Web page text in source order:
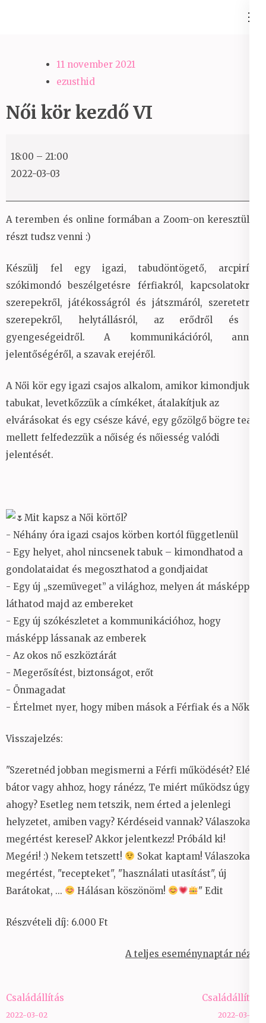
11 november 2021
ezusthid
Női kör kezdő VI
kör
kezdő
18:00 – 21:00
2022-03-03
A teremben és online formában a Zoom-on keresztül is
részt tudsz venni :)
Készülj fel egy igazi, tabudöntögető, arcpirító,
szókimondó beszélgetésre férfiakról, kapcsolatokról,
szerepekről, játékosságról és játszmáról, szeretetről,
szerepekről, helytállásról, az erődről és a
gyengeségeidről. A kommunikációról, annak
jelentőségéről, a szavak erejéről.
A Női kör egy igazi csajos alkalom, amikor kimondjuk a
tabukat, levetkőzzük a címkéket, átalakítjuk az
elvárásokat és egy csésze kávé, egy gőzölgő bögre tea
mellett felfedezzük a nőiség és nőiesség valódi
jelentését.
Mit kapsz a Női körtől?
- Néhány óra igazi csajos körben kortól függetlenül
- Egy helyet, ahol nincsenek tabuk – kimondhatod a
gondolataidat és megoszthatod a gondjaidat
- Egy új „szemüveget” a világhoz, melyen át másképp
láthatod majd az embereket
- Egy új szókészletet a kommunikációhoz, hogy
másképp lássanak az emberek
- Az okos nő eszköztárát
- Megerősítést, biztonságot, erőt
- Önmagadat
- Értelmet nyer, hogy miben mások a Férfiak és a Nők
Visszajelzés:
"Szeretnéd jobban megismerni a Férfi működését? Elég
bátor vagy ahhoz, hogy ránézz, Te miért működsz úgy,
ahogy? Esetleg nem tetszik, nem érted a jelenlegi
helyzetet, amiben vagy? Kérdéseid vannak? Válaszokat,
megértést keresel? Akkor jelentkezz! Próbáld ki!
Megéri! :) Nekem tetszett!
Sokat kaptam! Válaszokat,
megértést, "recepteket", "használati utasítást", új
Barátokat, ...
Hálásan köszönöm! " Edit
Részvételi díj: 6.000 Ft
A teljes eseménynaptár nézet
Bejegyzés
navigáció
Családállítás
2022-03-02
Családállítás
2022-03-09